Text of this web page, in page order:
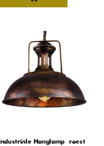
Industriële Hanglamp – roest –